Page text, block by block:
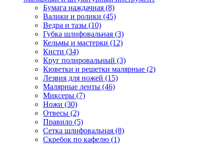
Бумага наждачная (8)
Валики и ролики (45)
Ведра и тазы (10)
Губка шлифовальная (3)
Кельмы и мастерки (12)
Кисти (34)
Круг полировальный (3)
Кюветки и решетки малярные (2)
Лезвия для ножей (15)
Малярные ленты (46)
Миксеры (7)
Ножи (30)
Отвесы (2)
Правило (5)
Сетка шлифовальная (8)
Скребок по кафелю (1)